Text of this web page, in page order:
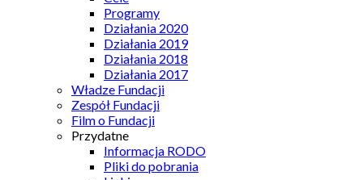
Programy
Działania 2020
Działania 2019
Działania 2018
Działania 2017
Władze Fundacji
Zespół Fundacji
Film o Fundacji
Przydatne
Informacja RODO
Pliki do pobrania